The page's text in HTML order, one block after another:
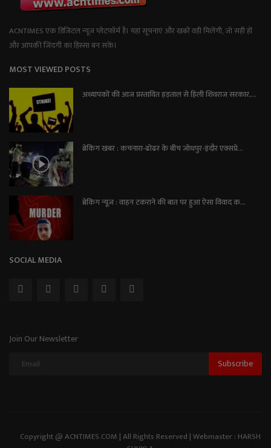
ACNTIMES एक डिजिटल न्यूज प्लेटफॉर्म है। यहां सूचनाएं और खबरें वही मिलेंगी, जो सही हों
और आपकी जिंदगी का हिस्सा बन सकें।
MOST VIEWED POSTS
अध्यापकों की आज प्रस्तावित हड़ताल से हिली शिवराज सरकार,...
ब्रेकिंग खबर : कचनारा-ढोढर के बीच जोधपुर-इंदौर एक्सप्रे...
ब्रेकिंग न्यूज़ : वाहन टकराने की बात पर हुआ ऐसा विवाद क...
SOCIAL MEDIA
Join Our Newsletter
Subscribe
Copyright @ ACNTIMES.COM | All Rights Reserved | Webmaster : HARSH